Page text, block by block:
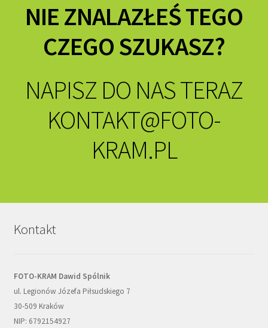
NIE ZNALAZŁEŚ TEGO
CZEGO SZUKASZ?
NAPISZ DO NAS TERAZ
KONTAKT@FOTO-
KRAM.PL
Kontakt
FOTO-KRAM Dawid Spólnik
ul. Legionów Józefa Piłsudskiego 7
30-509 Kraków
NIP: 6792154927